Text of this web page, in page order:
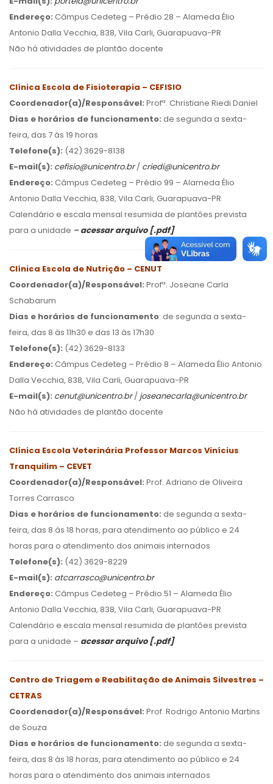
Endereço: Câmpus Cedeteg – Prédio 28 – Alameda Élio
Antonio Dalla Vecchia, 838, Vila Carli, Guarapuava-PR
Não há atividades de plantão docente
Clínica Escola de Fisioterapia – CEFISIO
Coordenador(a)/Responsável: Profª. Christiane Riedi Daniel
Dias e horários de funcionamento: de segunda a sexta-
feira, das 7 às 19 horas
Telefone(s): (42) 3629-8138
E-mail(s): cefisio@unicentro.br/ criedi@unicentro.br
Endereço: Câmpus Cedeteg – Prédio 99 – Alameda Élio
Antonio Dalla Vecchia, 838, Vila Carli, Guarapuava-PR
Calendário e escala mensal resumida de plantões prevista
para a unidade –acessar arquivo [.pdf]
Clínica Escola de Nutrição – CENUT
Coordenador(a)/Responsável: Profª. Joseane Carla
Schabarum
Dias e horários de funcionamento: de segunda a sexta-
feira, das 8 às 11h30 e das 13 às 17h30
Telefone(s): (42) 3629-8133
Endereço: Câmpus Cedeteg – Prédio 8 – Alameda Élio Antonio
Dalla Vecchia, 838, Vila Carli, Guarapuava-PR
E-mail(s): cenut@unicentro.br/ joseanecarla@unicentro.br
Não há atividades de plantão docente
Clínica Escola Veterinária Professor Marcos Vinícius
Tranquilim – CEVET
Coordenador(a)/Responsável: Prof. Adriano de Oliveira
Torres Carrasco
Dias e horários de funcionamento: de segunda a sexta-
feira, das 8 às 18 horas, para atendimento ao público e 24
horas para o atendimento dos animais internados
Telefone(s): (42) 3629-8229
E-mail(s): atcarrasco@unicentro.br
Endereço: Câmpus Cedeteg – Prédio 51 – Alameda Élio
Antonio Dalla Vecchia, 838, Vila Carli, Guarapuava-PR
Calendário e escala mensal resumida de plantões prevista
para a unidade – acessar arquivo [.pdf]
Centro de Triagem e Reabilitação de Animais Silvestres –
CETRAS
Coordenador(a)/Responsável: Prof. Rodrigo Antonio Martins
de Souza
Dias e horários de funcionamento: de segunda a sexta-
feira, das 8 às 18 horas, para atendimento ao público e 24
horas para o atendimento dos animais internados